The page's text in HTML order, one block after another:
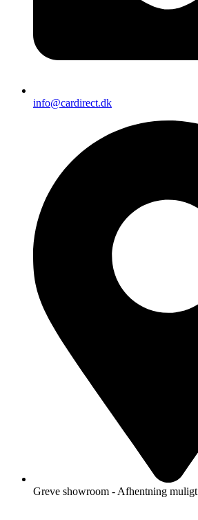
info@cardirect.dk
Greve showroom - Afhentning muligt